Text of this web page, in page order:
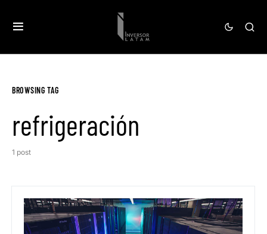
BROWSING TAG
refrigeración
1 post